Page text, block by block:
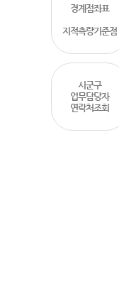
경계점좌표
지적측량기준점
시군구
업무담당자
연락처조회